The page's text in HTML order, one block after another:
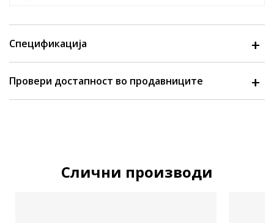
Спецификација
Провери достапност во продавниците
Слични производи